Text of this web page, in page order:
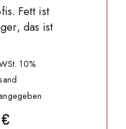
Fett ist
das ist
10%
€